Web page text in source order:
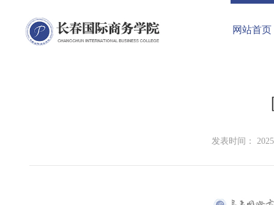
网站首页
发表时间：